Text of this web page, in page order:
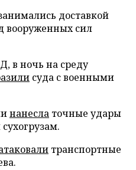
доставкой
вооруженных сил
в ночь на среду
суда с военными
нанесла точные удары
транспортные